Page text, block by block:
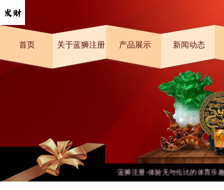
首页 关于蓝狮注册 产品展示 新闻动态
蓝狮注册-体验无与伦比的体育乐趣！